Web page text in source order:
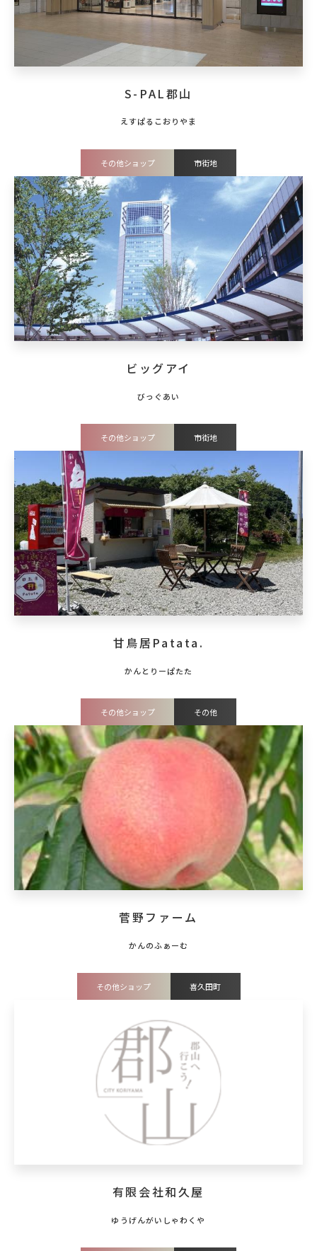
S-PAL郡山
その他ショップ 市街地
ビッグアイ
その他ショップ 市街地
甘鳥居Patata.
その他ショップ その他
菅野ファーム
その他ショップ 喜久田町
有限会社和久屋